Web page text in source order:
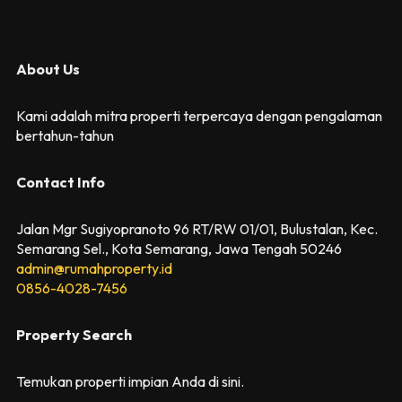
About Us
Kami adalah mitra properti terpercaya dengan pengalaman
bertahun-tahun
Contact Info
Jalan Mgr Sugiyopranoto 96 RT/RW 01/01, Bulustalan, Kec.
Semarang Sel., Kota Semarang, Jawa Tengah 50246
admin@rumahproperty.id
0856-4028-7456
Property Search
Temukan properti impian Anda di sini.